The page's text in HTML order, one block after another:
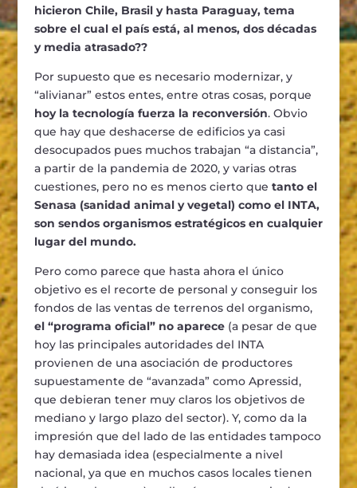
hicieron Chile, Brasil y hasta Paraguay, tema
sobre el cual el país está, al menos, dos décadas
y media atrasado??
Por supuesto que es necesario modernizar, y
“alivianar” estos entes, entre otras cosas, porque
hoy la tecnología fuerza la reconversión. Obvio
que hay que deshacerse de edificios ya casi
desocupados pues muchos trabajan “a distancia”,
a partir de la pandemia de 2020, y varias otras
cuestiones, pero no es menos cierto que tanto el
Senasa (sanidad animal y vegetal) como el INTA,
son sendos organismos estratégicos en cualquier
lugar del mundo.
Pero como parece que hasta ahora el único
objetivo es el recorte de personal y conseguir los
fondos de las ventas de terrenos del organismo,
el “programa oficial” no aparece(a pesar de que
hoy las principales autoridades del INTA
provienen de una asociación de productores
supuestamente de “avanzada” como Apressid,
que debieran tener muy claros los objetivos de
mediano y largo plazo del sector). Y, como da la
impresión que del lado de las entidades tampoco
hay demasiada idea (especialmente a nivel
nacional, ya que en muchos casos locales tienen